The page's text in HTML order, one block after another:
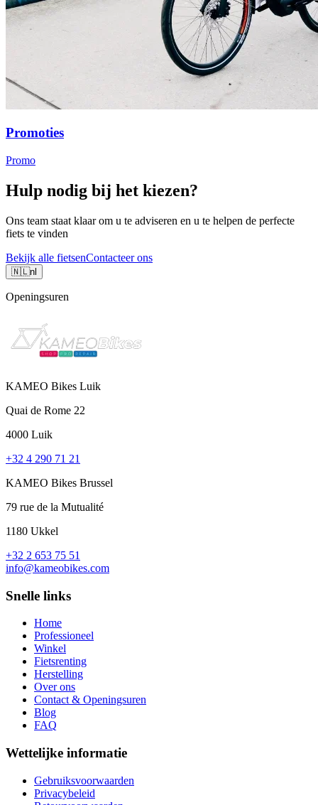
Promoties
Promo
Hulp nodig bij het kiezen?
Ons team staat klaar om u te adviseren en u te helpen de perfecte
fiets te vinden
Bekijk alle fietsenContacteer ons
🇳🇱nl
Openingsuren
KAMEO Bikes Luik
Quai de Rome 22
4000 Luik
+32 4 290 71 21
KAMEO Bikes Brussel
79 rue de la Mutualité
1180 Ukkel
+32 2 653 75 51
info@kameobikes.com
Snelle links
Home
Professioneel
Winkel
Fietsrenting
Herstelling
Over ons
Contact & Openingsuren
Blog
FAQ
Wettelijke informatie
Gebruiksvoorwaarden
Privacybeleid